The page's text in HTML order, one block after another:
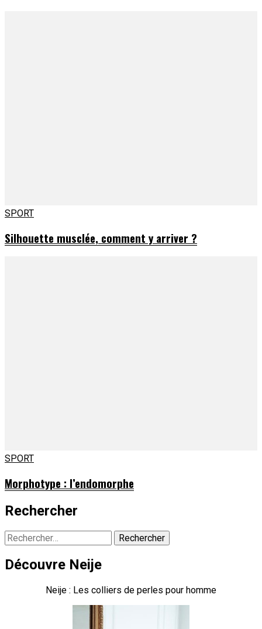
SPORT
Silhouette musclée, comment y arriver ?
SPORT
Morphotype : l’endomorphe
Rechercher
Rechercher :
Découvre Neije
Neije : Les colliers de perles pour homme